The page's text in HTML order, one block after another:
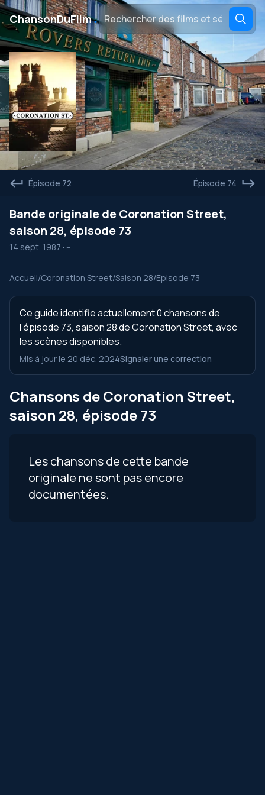
ChansonDuFilm․
Épisode 72 Épisode 74
Bande originale de Coronation Street,
saison 28, épisode 73
14 sept. 1987 • --
Accueil/Coronation Street/Saison 28/Épisode 73
Ce guide identifie actuellement 0 chansons de
l’épisode 73, saison 28 de Coronation Street, avec
les scènes disponibles.
Mis à jour le 20 déc. 2024Signaler une correction
Chansons de Coronation Street,
saison 28, épisode 73
Les chansons de cette bande
originale ne sont pas encore
documentées.